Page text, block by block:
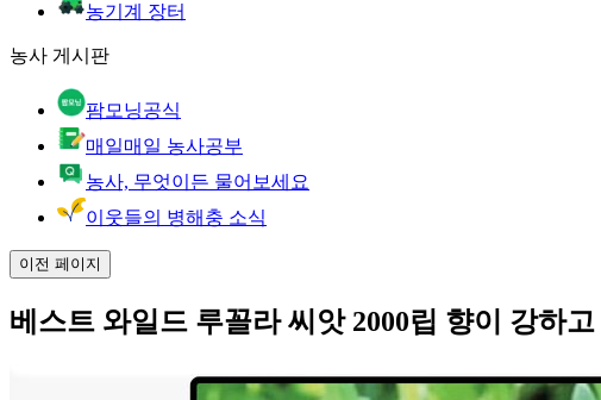
농기계 장터
농사 게시판
팜모닝공식
매일매일 농사공부
농사, 무엇이든 물어보세요
이웃들의 병해충 소식
이전 페이지
베스트 와일드 루꼴라 씨앗 2000립 향이 강하